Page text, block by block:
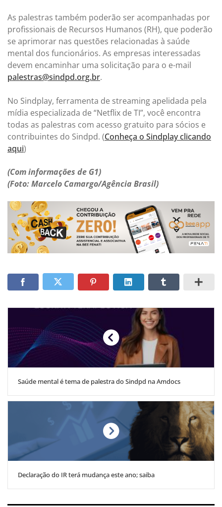
As palestras também poderão ser acompanhadas por
profissionais de Recursos Humanos (RH), que poderão
se aprimorar nas questões relacionadas à saúde
mental dos funcionários. As empresas interessadas
devem encaminhar uma solicitação para o e-mail
palestras@sindpd.org.br.
No Sindplay, ferramenta de streaming apelidada pela
mídia especializada de “Netflix de TI”, você encontra
todas as palestras com acesso gratuito para sócios e
contribuintes do Sindpd. (Conheça o Sindplay clicando
aqui)
(Com informações de G1)
(Foto: Marcelo Camargo/Agência Brasil)
Saúde mental é tema de palestra do Sindpd na Amdocs
Declaração do IR terá mudança este ano; saiba